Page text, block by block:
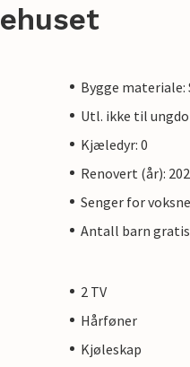
Bygge materiale:
Utl. ikke til
Kjæledyr: 0
Renovert (år):
Senger for
Antall barn
2 TV
Hårføner
Kjøleskap